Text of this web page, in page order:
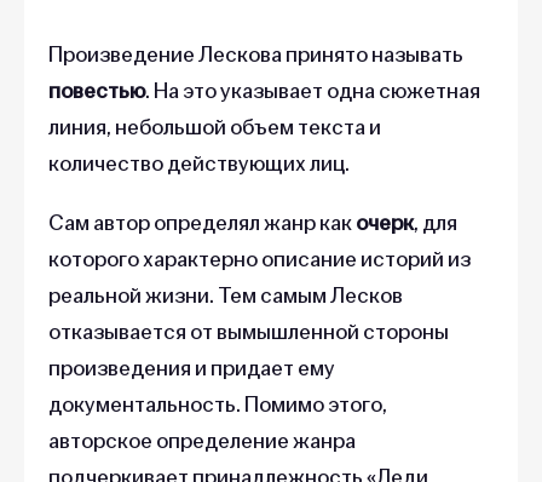
Произведение Лескова принято называть
повестью. На это указывает одна сюжетная
линия, небольшой объем текста и
количество действующих лиц.
Сам автор определял жанр какочерк, для
которого характерно описание историй из
реальной жизни. Тем самым Лесков
отказывается от вымышленной стороны
произведения и придает ему
документальность. Помимо этого,
авторское определение жанра
подчеркивает принадлежность «Леди